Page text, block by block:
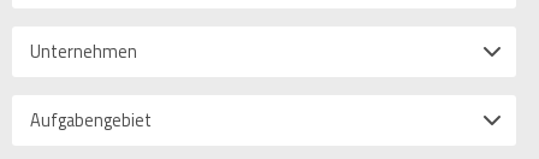
Unternehmen
Aufgabengebiet